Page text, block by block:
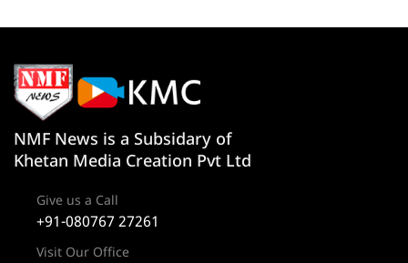
NMF News is a Subsidary of
Khetan Media Creation Pvt Ltd
Give us a Call
+91-080767 27261
Visit Our Office